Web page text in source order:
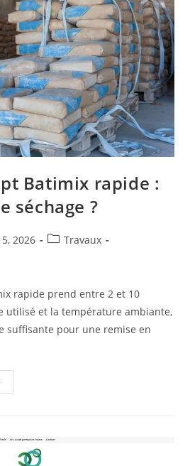
Batimix rapide :
séchage ?
2026
Travaux
rapide prend entre 2 et 10
utilisé et la température ambiante,
suffisante pour une remise en